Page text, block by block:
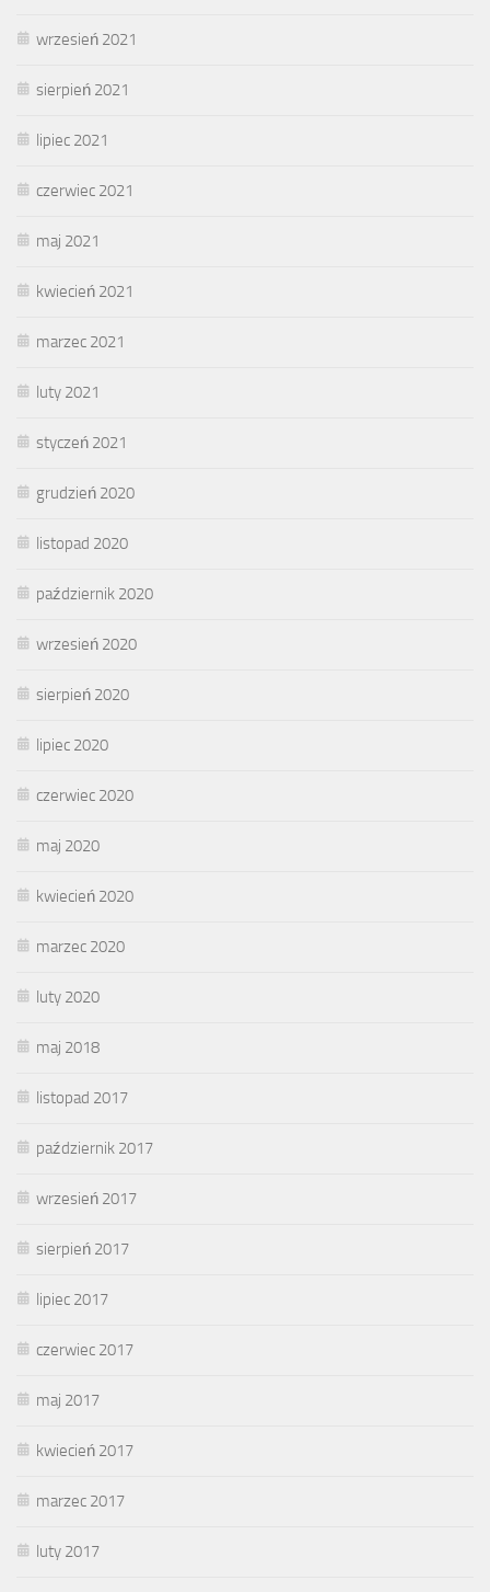
wrzesień 2021
sierpień 2021
lipiec 2021
czerwiec 2021
maj 2021
kwiecień 2021
marzec 2021
luty 2021
styczeń 2021
grudzień 2020
listopad 2020
październik 2020
wrzesień 2020
sierpień 2020
lipiec 2020
czerwiec 2020
maj 2020
kwiecień 2020
marzec 2020
luty 2020
maj 2018
listopad 2017
październik 2017
wrzesień 2017
sierpień 2017
lipiec 2017
czerwiec 2017
maj 2017
kwiecień 2017
marzec 2017
luty 2017